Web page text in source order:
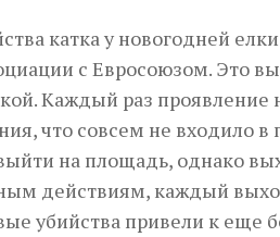
катка у новогодней
с Евросоюзом. Это
Каждый раз
что совсем не входило
на площадь, однако
действиям, каждый
убийства привели к